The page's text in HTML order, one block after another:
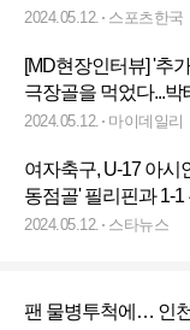
2024.05.12. 스포츠한국
[MD현장인터뷰] '추
극장골을 먹었다...
함, "반대로 당하니 심
2024.05.12. 마이데일리
여자축구, U-17 아시
동점골' 필리핀과 1-1
2024.05.12. 스타뉴스
팬 물병투척에… 인